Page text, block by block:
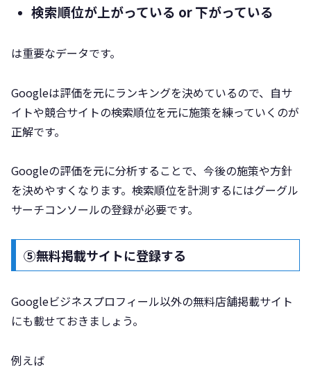
検索順位が上がっている or 下がっている
は重要なデータです。
Googleは評価を元にランキングを決めているので、自サ
イトや競合サイトの検索順位を元に施策を練っていくのが
正解です。
Googleの評価を元に分析することで、今後の施策や方針
を決めやすくなります。検索順位を計測するにはグーグル
サーチコンソールの登録が必要です。
⑤無料掲載サイトに登録する
Googleビジネスプロフィール以外の無料店舗掲載サイト
にも載せておきましょう。
例えば